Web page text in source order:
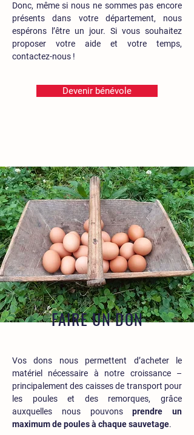
Donc, même si nous ne sommes pas encore
présents dans votre département, nous
espérons l’être un jour. Si vous souhaitez
proposer votre aide et votre temps,
contactez-nous !
Devenir bénévole
FAIRE UN DON
Vos dons nous permettent d’acheter le
matériel nécessaire à notre croissance –
principalement des caisses de transport pour
les poules et des remorques, grâce
auxquelles nous pouvonsprendre un
maximum de poules à chaque sauvetage.